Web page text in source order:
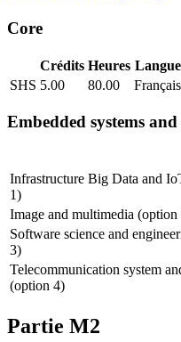
Core
Crédits Heures Langue
SHS 5.00 80.00 Français
Embedded systems
Infrastructure Big Data and
1)
Image and multimedia (option
Software science and
3)
Telecommunication system
(option 4)
Partie M2